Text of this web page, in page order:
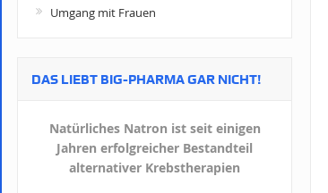
Umgang mit Frauen
DAS LIEBT BIG-PHARMA GAR NICHT!
Natürliches Natron ist seit einigen
Jahren erfolgreicher Bestandteil
alternativer Krebstherapien